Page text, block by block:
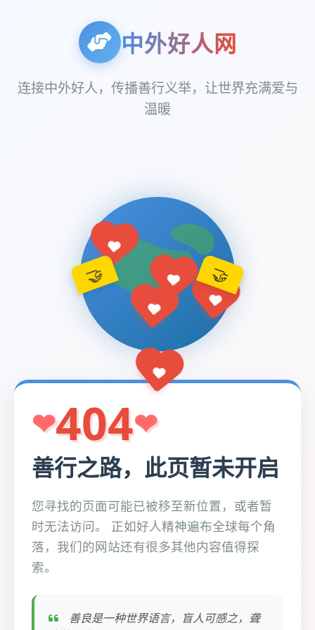
中外好人网
连接中外好人，传播善行义举，让世界充满爱与
温暖
🤝 🤝
404
善行之路，此页暂未开启
您寻找的页面可能已被移至新位置，或者暂
时无法访问。 正如好人精神遍布全球每个角
落，我们的网站还有很多其他内容值得探
索。
善良是一种世界语言，盲人可感之，聋